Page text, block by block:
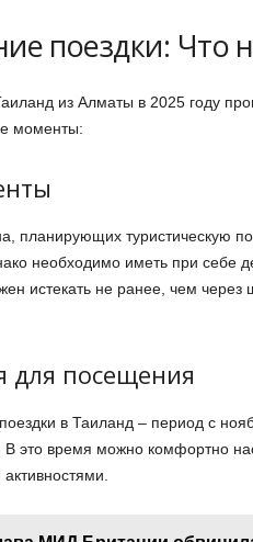
поездки: Что
из Алматы в 2025 году
моменты:
планирующих туристическую
необходимо иметь при себе
истекать не ранее, чем
для посещения
в Таиланд – период с
В это время можно комфортно